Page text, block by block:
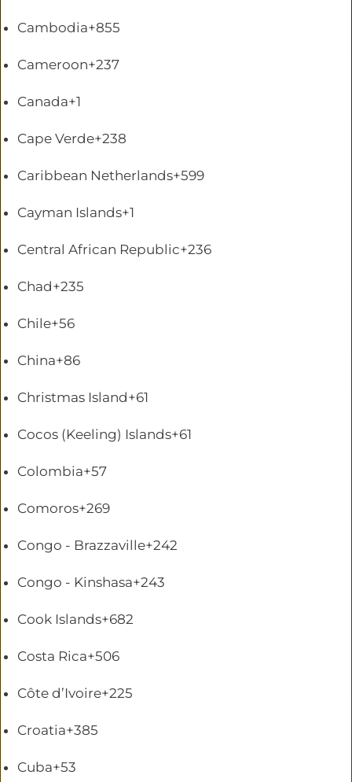
Cambodia+855
Cameroon+237
Canada+1
Cape Verde+238
Caribbean Netherlands+599
Cayman Islands+1
Central African Republic+236
Chad+235
Chile+56
China+86
Christmas Island+61
Cocos (Keeling) Islands+61
Colombia+57
Comoros+269
Congo - Brazzaville+242
Congo - Kinshasa+243
Cook Islands+682
Costa Rica+506
Côte d’Ivoire+225
Croatia+385
Cuba+53